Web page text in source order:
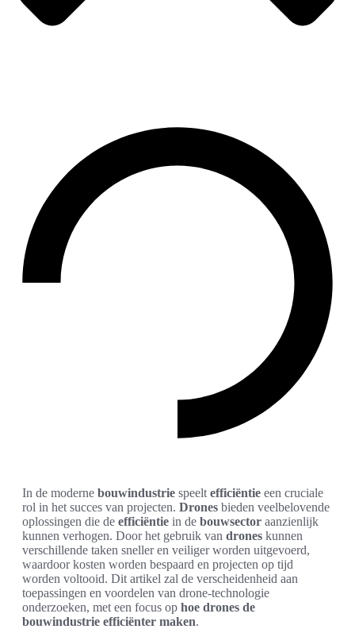
In de moderne bouwindustrie speelt efficiëntie een cruciale
rol in het succes van projecten. Drones bieden veelbelovende
oplossingen die de efficiëntie in de bouwsector aanzienlijk
kunnen verhogen. Door het gebruik van drones kunnen
verschillende taken sneller en veiliger worden uitgevoerd,
waardoor kosten worden bespaard en projecten op tijd
worden voltooid. Dit artikel zal de verscheidenheid aan
toepassingen en voordelen van drone-technologie
onderzoeken, met een focus op hoe drones de
bouwindustrie efficiënter maken.